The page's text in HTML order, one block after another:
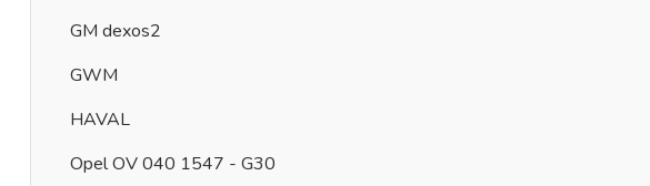
GM dexos2
GWM
HAVAL
Opel OV 040 1547 - G30